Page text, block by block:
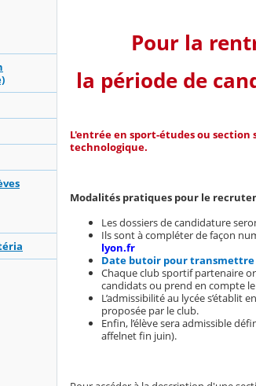
Pour la
la période de
L'entrée en sport-études ou section
technologique.
Modalités pratiques pour le
Les dossiers de candidature
Ils sont à compléter de façon
lyon.fr
Date butoir pour transmettre
Chaque club sportif partenaire
candidats ou prend en compte
L’admissibilité au lycée s’établit
proposée par le club.
Enfin, l’élève sera admissible
affelnet fin juin).